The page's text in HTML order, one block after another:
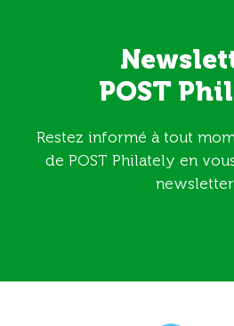
POST
Restez informé à tout
de POST Philately en